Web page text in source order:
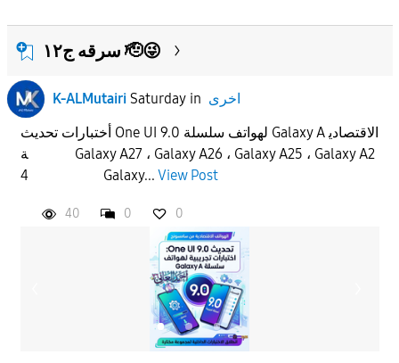
سرقه ج١٢ 🫡😜
K-ALMutairi Saturdayin اخرى
أختبارات تحديث One UI 9.0 لهواتف سلسلة Galaxy A الاقتصادي
ة Galaxy A27 ، Galaxy A26 ، Galaxy A25 ، Galaxy A2
4 Galaxy... View Post
40 0 0